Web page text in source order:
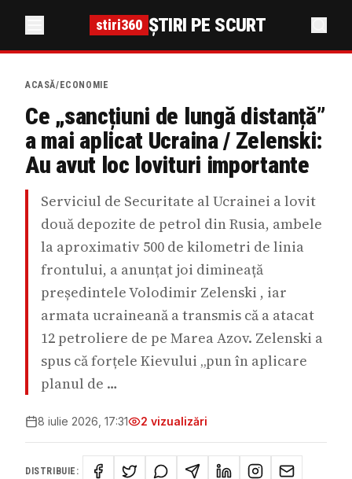
stiri360 ȘTIRI PE SCURT
ACASĂ/ ECONOMIE
Ce „sancțiuni de lungă distanță”
a mai aplicat Ucraina / Zelenski:
Au avut loc lovituri importante
Serviciul de Securitate al Ucrainei a lovit
două depozite de petrol din Rusia, ambele
la aproximativ 500 de kilometri de linia
frontului, a anunțat joi dimineață
președintele Volodimir Zelenski , iar
armata ucraineană a transmis că a atacat
12 petroliere de pe Marea Azov. Zelenski a
spus că forțele Kievului „pun în aplicare
planul de …
8 iulie 2026, 17:31 2 vizualizări
DISTRIBUIE: